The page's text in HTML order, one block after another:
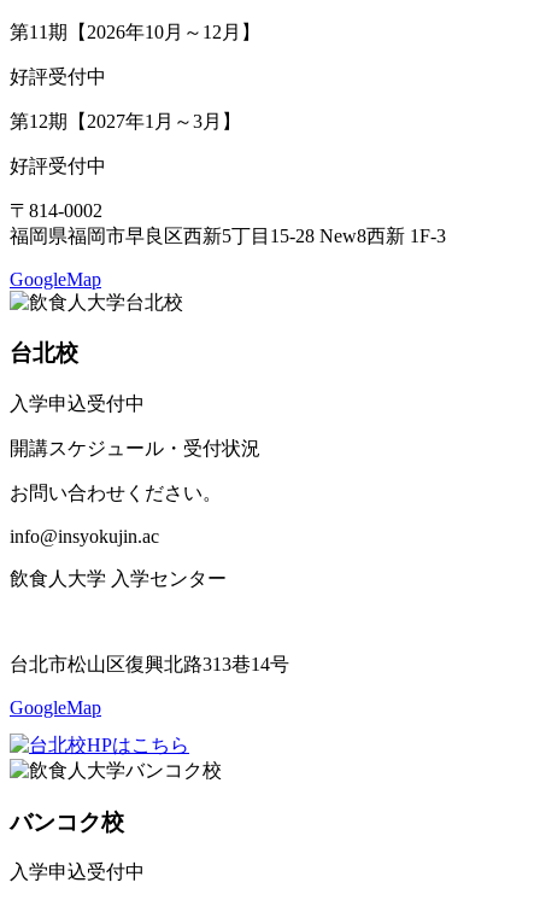
第11期【2026年10月～12月】
好評受付中
第12期【2027年1月～3月】
好評受付中
〒814-0002
福岡県福岡市早良区西新5丁目15-28 New8西新 1F-3
GoogleMap
台北校
入学申込受付中
開講スケジュール・受付状況
お問い合わせください。
info@insyokujin.ac
飲食人大学 入学センター
台北市松山区復興北路313巷14号
GoogleMap
バンコク校
入学申込受付中